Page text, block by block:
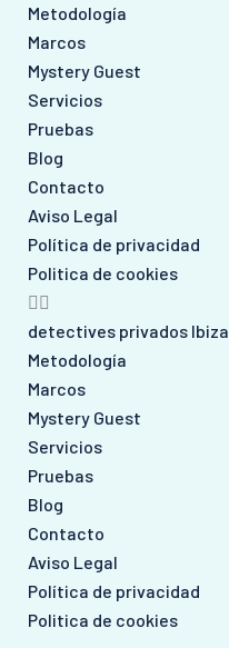
Metodología
Marcos
Mystery Guest
Servicios
Pruebas
Blog
Contacto
Aviso Legal
Política de privacidad
Politica de cookies
detectives privados Ibiza
Metodología
Marcos
Mystery Guest
Servicios
Pruebas
Blog
Contacto
Aviso Legal
Política de privacidad
Politica de cookies